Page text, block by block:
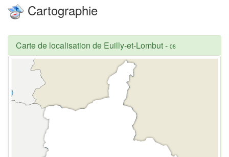
Cartographie
Carte de localisation de Euilly-et-Lombut- 08